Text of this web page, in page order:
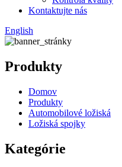
Kontaktujte nás
English
Produkty
Domov
Produkty
Automobilové ložiská
Ložiská spojky
Kategórie